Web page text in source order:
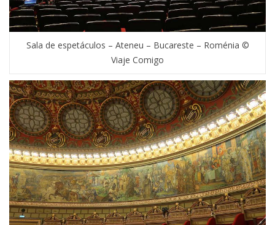
Sala de espetáculos – Ateneu – Bucareste – Roménia ©
Viaje Comigo